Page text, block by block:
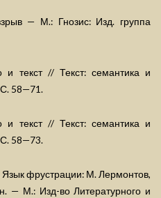
— М.: Гнозис: Изд. группа
и текст // Текст: семантика и
С. 58—71.
и текст // Текст: семантика и
С. 58—73.
фрустрации: М. Лермонтов,
— М.: Изд-во Литературного и